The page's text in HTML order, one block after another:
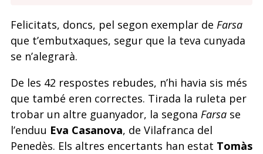
Felicitats, doncs, pel segon exemplar de Farsa
que t’embutxaques, segur que la teva cunyada
se n’alegrarà.
De les 42 respostes rebudes, n’hi havia sis més
que també eren correctes. Tirada la ruleta per
trobar un altre guanyador, la segona Farsase
l’enduu Eva Casanova, de Vilafranca del
Penedès. Els altres encertants han estat Tomàs